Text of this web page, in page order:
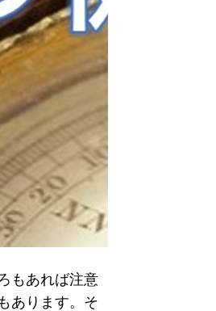
もあれば注意
あります。そ